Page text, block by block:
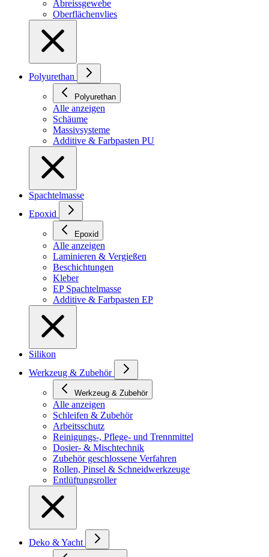
Abreissgewebe
Oberflächenvlies
Polyurethan
Polyurethan
Alle anzeigen
Schäume
Massivsysteme
Additive & Farbpasten PU
Spachtelmasse
Epoxid
Epoxid
Alle anzeigen
Laminieren & Vergießen
Beschichtungen
Kleber
EP Spachtelmasse
Additive & Farbpasten EP
Silikon
Werkzeug & Zubehör
Werkzeug & Zubehör
Alle anzeigen
Schleifen & Zubehör
Arbeitsschutz
Reinigungs-, Pflege- und Trennmittel
Dosier- & Mischtechnik
Zubehör geschlossene Verfahren
Rollen, Pinsel & Schneidwerkzeuge
Entlüftungsroller
Deko & Yacht